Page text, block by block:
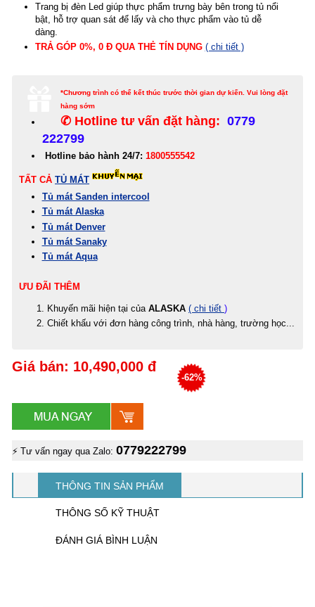
Trang bị đèn Led giúp thực phẩm trưng bày bên trong tủ nổi
bật, hỗ trợ quan sát để lấy và cho thực phẩm vào tủ dễ
dàng.
TRẢ GÓP 0%, 0 Đ QUA THẺ TÍN DỤNG ( chi tiết )
*Chương trình có thể kết thúc trước thời gian dự kiến. Vui lòng đặt
hàng sớm
✆ Hotline tư vấn đặt hàng: 0779
222799
Hotline bảo hành 24/7: 1800555542
TẤT CẢ TỦ MÁT
Tủ mát Sanden intercool
Tủ mát Alaska
Tủ mát Denver
Tủ mát Sanaky
Tủ mát Aqua
ƯU ĐÃI THÊM
Khuyến mãi hiện tại của ALASKA ( chi tiết )
Chiết khấu với đơn hàng công trình, nhà hàng, trường học...
Giá bán: 10,490,000 đ
-62%
⚡ Tư vấn ngay qua Zalo: 0779222799
THÔNG TIN SẢN PHẨM
THÔNG SỐ KỸ THUẬT
ĐÁNH GIÁ BÌNH LUẬN